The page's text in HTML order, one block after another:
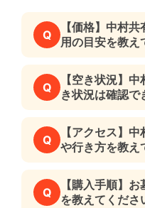
Q
【価格】中村
用の目安を教え
Q
【空き状況】
き状況は確認で
Q
【アクセス】
や行き方を教え
Q
【購入手順】
を教えてくださ